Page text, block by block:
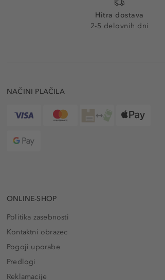
Hitra dostava
2-5 delovnih dni
NAČINI PLAČILA
ONLINE-SHOP
Politika zasebnosti
Kontaktni obrazec
Pogoji uporabe
Predlogi
Reklamacije